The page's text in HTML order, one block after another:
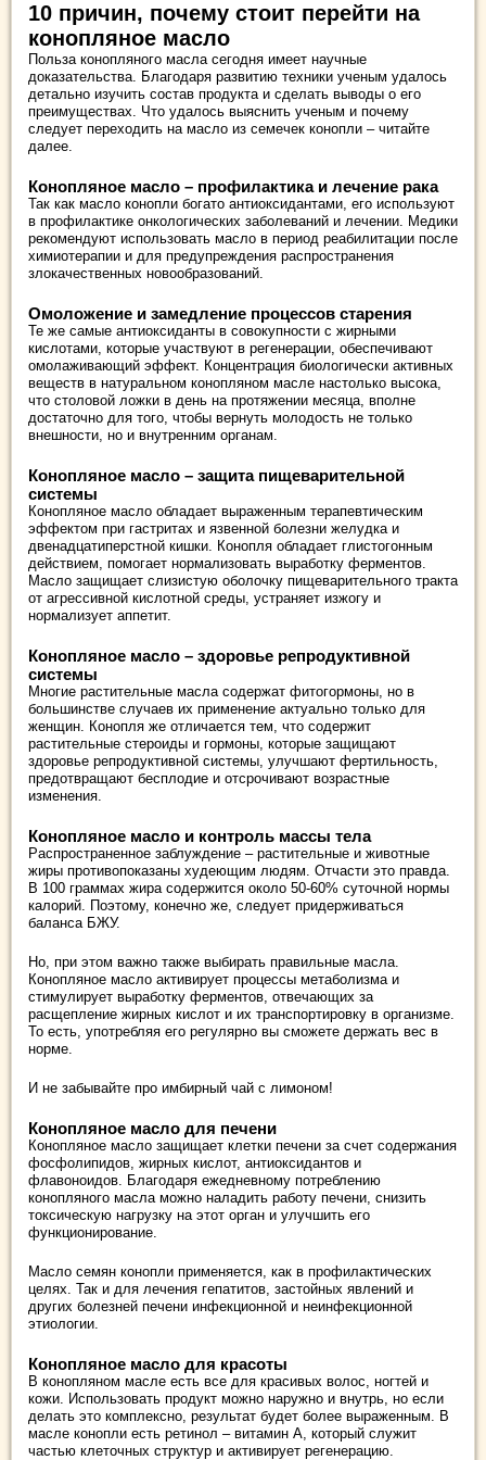
10 причин, почему стоит перейти на
конопляное масло
Польза конопляного масла сегодня имеет научные
доказательства. Благодаря развитию техники ученым удалось
детально изучить состав продукта и сделать выводы о его
преимуществах. Что удалось выяснить ученым и почему
следует переходить на масло из семечек конопли – читайте
далее.
Конопляное масло – профилактика и лечение рака
Так как масло конопли богато антиоксидантами, его используют
в профилактике онкологических заболеваний и лечении. Медики
рекомендуют использовать масло в период реабилитации после
химиотерапии и для предупреждения распространения
злокачественных новообразований.
Омоложение и замедление процессов старения
Те же самые антиоксиданты в совокупности с жирными
кислотами, которые участвуют в регенерации, обеспечивают
омолаживающий эффект. Концентрация биологически активных
веществ в натуральном конопляном масле настолько высока,
что столовой ложки в день на протяжении месяца, вполне
достаточно для того, чтобы вернуть молодость не только
внешности, но и внутренним органам.
Конопляное масло – защита пищеварительной
системы
Конопляное масло обладает выраженным терапевтическим
эффектом при гастритах и язвенной болезни желудка и
двенадцатиперстной кишки. Конопля обладает глистогонным
действием, помогает нормализовать выработку ферментов.
Масло защищает слизистую оболочку пищеварительного тракта
от агрессивной кислотной среды, устраняет изжогу и
нормализует аппетит.
Конопляное масло – здоровье репродуктивной
системы
Многие растительные масла содержат фитогормоны, но в
большинстве случаев их применение актуально только для
женщин. Конопля же отличается тем, что содержит
растительные стероиды и гормоны, которые защищают
здоровье репродуктивной системы, улучшают фертильность,
предотвращают бесплодие и отсрочивают возрастные
изменения.
Конопляное масло и контроль массы тела
Распространенное заблуждение – растительные и животные
жиры противопоказаны худеющим людям. Отчасти это правда.
В 100 граммах жира содержится около 50-60% суточной нормы
калорий. Поэтому, конечно же, следует придерживаться
баланса БЖУ.
Но, при этом важно также выбирать правильные масла.
Конопляное масло активирует процессы метаболизма и
стимулирует выработку ферментов, отвечающих за
расщепление жирных кислот и их транспортировку в организме.
То есть, употребляя его регулярно вы сможете держать вес в
норме.
И не забывайте про имбирный чай с лимоном!
Конопляное масло для печени
Конопляное масло защищает клетки печени за счет содержания
фосфолипидов, жирных кислот, антиоксидантов и
флавоноидов. Благодаря ежедневному потреблению
конопляного масла можно наладить работу печени, снизить
токсическую нагрузку на этот орган и улучшить его
функционирование.
Масло семян конопли применяется, как в профилактических
целях. Так и для лечения гепатитов, застойных явлений и
других болезней печени инфекционной и неинфекционной
этиологии.
Конопляное масло для красоты
В конопляном масле есть все для красивых волос, ногтей и
кожи. Использовать продукт можно наружно и внутрь, но если
делать это комплексно, результат будет более выраженным. В
масле конопли есть ретинол – витамин А, который служит
частью клеточных структур и активирует регенерацию.